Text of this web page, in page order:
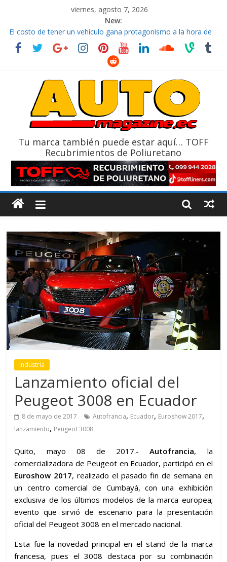
viernes, agosto 7, 2026
New:
La FEDAK recibe 12 Sinotruk Bolden para cubrir las rutas de La
Vuelta
El costo de tener un vehículo gana protagonismo a la hora de
¿Qué puede pasar con tu vehículo si permanece varios días sin
La Vuelta al Ecuador 2026, edición 47ª, recorre 7 provincias en 8
Tu marca también puede estar aquí… TOFF
Recubrimientos de Poliuretano
Industria
Lanzamiento oficial del
Peugeot 3008 en Ecuador
8 de mayo de 2017 Autofrancia, Ecuador, Euroshow 2017,
lanzamiento, Peugeot 3008
Quito, mayo 08 de 2017.-Autofrancia, la
comercializadora de Peugeot en Ecuador, participó en el
Euroshow 2017, realizado el pasado fin de semana en
un centro comercial de Cumbayá, con una exhibición
exclusiva de los últimos modelos de la marca europea;
evento que sirvió de escenario para la presentación
oficial del Peugeot 3008 en el mercado nacional.
Esta fue la novedad principal en el stand de la marca
francesa, pues el 3008 destaca por su combinación